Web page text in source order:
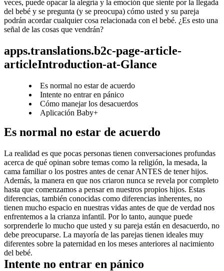
veces, puede opacar la alegría y la emoción que siente por la llegada
del bebé y se pregunta (y se preocupa) cómo usted y su pareja
podrán acordar cualquier cosa relacionada con el bebé. ¿Es esto una
señal de las cosas que vendrán?
apps.translations.b2c-page-article-
articleIntroduction-at-Glance
Es normal no estar de acuerdo
Intente no entrar en pánico
Cómo manejar los desacuerdos
Aplicación Baby+
Es normal no estar de acuerdo
La realidad es que pocas personas tienen conversaciones profundas
acerca de qué opinan sobre temas como la religión, la mesada, la
cama familiar o los postres antes de cenar ANTES de tener hijos.
Además, la manera en que nos criaron nunca se revela por completo
hasta que comenzamos a pensar en nuestros propios hijos. Estas
diferencias, también conocidas como diferencias inherentes, no
tienen mucho espacio en nuestras vidas antes de que de verdad nos
enfrentemos a la crianza infantil. Por lo tanto, aunque puede
sorprenderle lo mucho que usted y su pareja están en desacuerdo, no
debe preocuparse. La mayoría de las parejas tienen ideales muy
diferentes sobre la paternidad en los meses anteriores al nacimiento
del bebé.
Intente no entrar en pánico